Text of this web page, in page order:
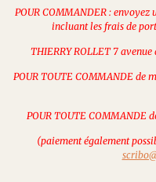
POUR COMMANDER :
incluant les frais de
THIERRY ROLLET 7
POUR TOUTE COMMANDE de
POUR TOUTE COMMANDE
(paiement également